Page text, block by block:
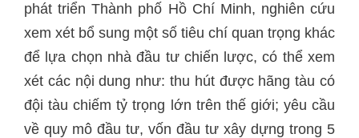
phát triển Thành phố Hồ Chí Minh, nghiên cứu
xem xét bổ sung một số tiêu chí quan trọng khác
để lựa chọn nhà đầu tư chiến lược, có thể xem
xét các nội dung như: thu hút được hãng tàu có
đội tàu chiếm tỷ trọng lớn trên thế giới; yêu cầu
về quy mô đầu tư, vốn đầu tư xây dựng trong 5